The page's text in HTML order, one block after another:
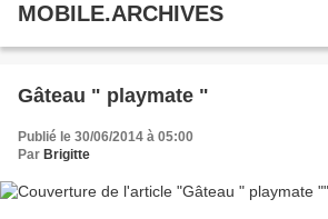
MOBILE.ARCHIVES
Gâteau " playmate "
Publié le 30/06/2014 à 05:00
Par Brigitte